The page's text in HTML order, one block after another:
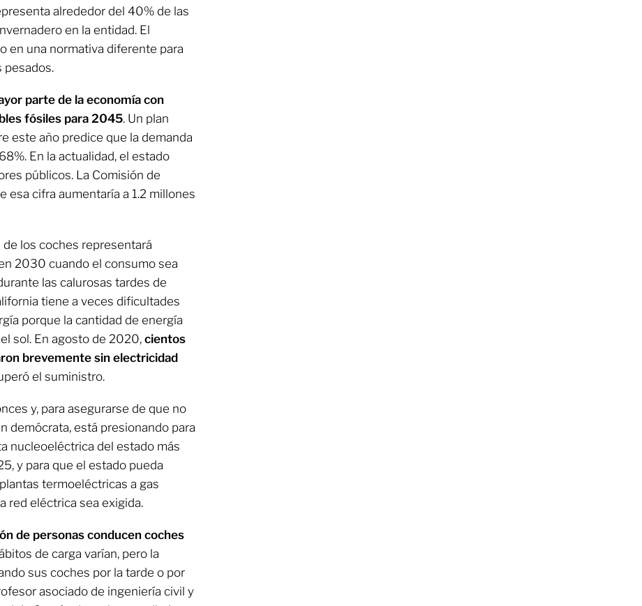
alrededor del 40% de las
en la entidad. El
en una normativa diferente para
pesados.
parte de la economía con
fósiles para 2045. Un plan
este año predice que la demanda
En la actualidad, el estado
públicos. La Comisión de
esa cifra aumentaría a 1.2 millones
los coches representará
2030 cuando el consumo sea
las calurosas tardes de
tiene a veces dificultades
porque la cantidad de energía
sol. En agosto de 2020, cientos
brevemente sin electricidad
el suministro.
y, para asegurarse de que no
demócrata, está presionando para
nucleoeléctrica del estado más
y para que el estado pueda
termoeléctricas a gas
red eléctrica sea exigida.
de personas conducen coches
de carga varían, pero la
sus coches por la tarde o por
asociado de ingeniería civil y